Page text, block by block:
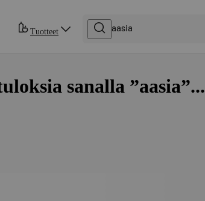
Tuotteet
sanalla ”aasia”...